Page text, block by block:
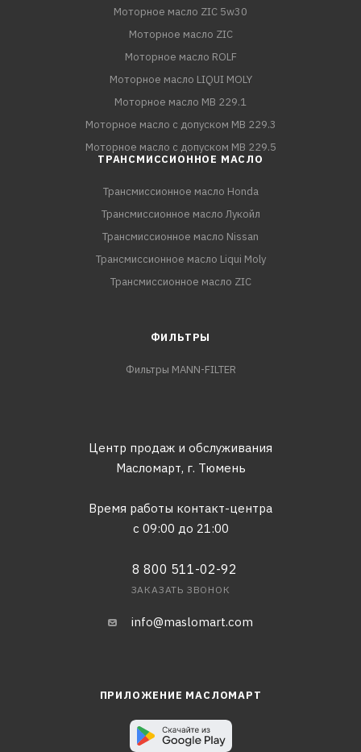
Моторное масло ZIC 5w30
Моторное масло ZIC
Моторное масло ROLF
Моторное масло LIQUI MOLY
Моторное масло MB 229.1
Моторное масло с допуском MB 229.3
Моторное масло с допуском MB 229.5
ТРАНСМИССИОННОЕ МАСЛО
Трансмиссионное масло Honda
Трансмиссионное масло Лукойл
Трансмиссионное масло Nissan
Трансмиссионное масло Liqui Moly
Трансмиссионное масло ZIC
ФИЛЬТРЫ
Фильтры MANN-FILTER
Центр продаж и обслуживания
Масломарт, г. Тюмень
Время работы контакт-центра
с 09:00 до 21:00
8 800 511-02-92
ЗАКАЗАТЬ ЗВОНОК
info@maslomart.com
ПРИЛОЖЕНИЕ МАСЛОМАРТ